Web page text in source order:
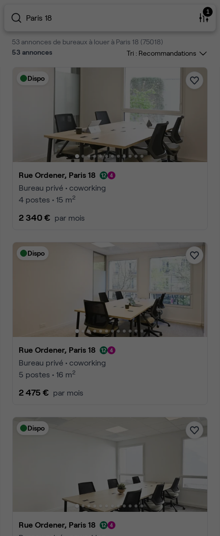
Paris 18
1
53 annonces de bureaux à louer à Paris 18 (75018)
53 annonces Tri :
Dispo
Rue Ordener, Paris 18
Bureau privé • coworking
4 postes • 15 m2
2 340 € par mois
Dispo
Rue Ordener, Paris 18
Bureau privé • coworking
5 postes • 16 m2
2 475 € par mois
Dispo
Rue Ordener, Paris 18